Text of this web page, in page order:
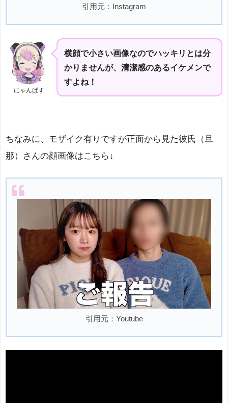
引用元：Instagram
にゃんぱす
横顔で小さい画像なのでハッキリとは分
かりませんが、清潔感のあるイケメンで
すよね！
ちなみに、モザイク有りですが正面から見た彼氏（旦
那）さんの顔画像はこちら↓
引用元：Youtube